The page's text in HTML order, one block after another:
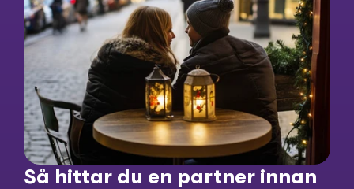
Så hittar du en partner innan